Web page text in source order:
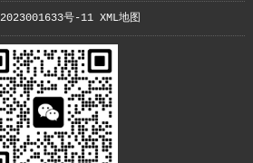
号-11 XML地图